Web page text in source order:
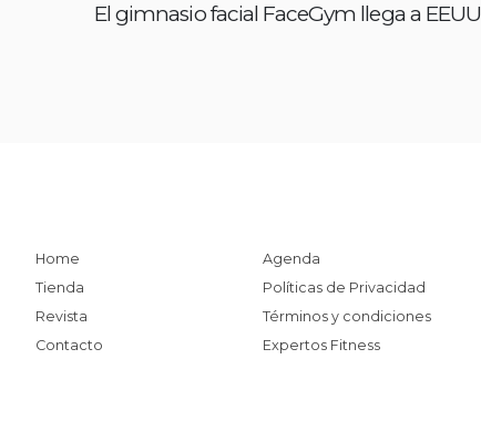
El gimnasio facial FaceGym llega a EEUU
Home
Tienda
Revista
Contacto
Agenda
Políticas de Privacidad
Términos y condiciones
Expertos Fitness